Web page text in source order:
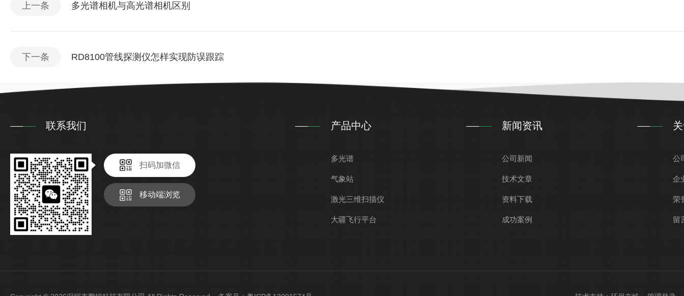
上一条 多光谱相机与高光谱相机区别
下一条 RD8100管线探测仪怎样实现防误跟踪
联系我们
扫码加微信
移动端浏览
产品中心
多光谱
气象站
激光三维扫描仪
大疆飞行平台
新闻资讯
公司新闻
技术文章
资料下载
成功案例
公
企
荣
留